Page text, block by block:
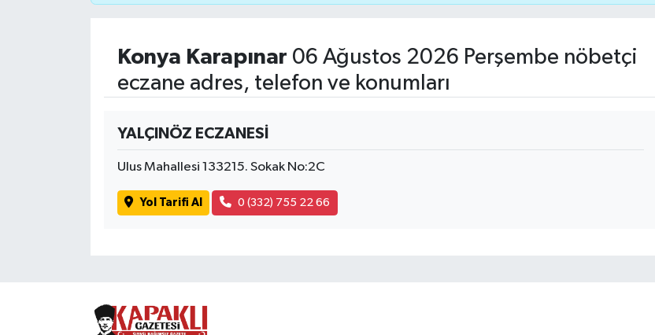
Konya Karapınar 06 Ağustos 2026 Perşembe nöbetçi
eczane adres, telefon ve konumları
YALÇINÖZ ECZANESİ
Ulus Mahallesi 133215. Sokak No:2C
Yol Tarifi Al 0 (332) 755 22 66